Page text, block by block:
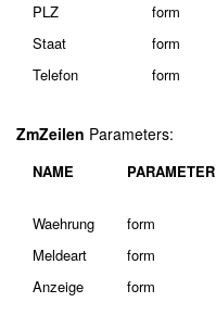
PLZ
form
Staat
form
Telefon
form
ZmZeilen Parameters:
NAME PARAMETER
Waehrung form
Meldeart
form
Anzeige
form